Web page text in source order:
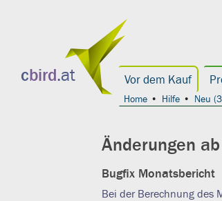
cbird.at Vor dem Kauf
Home Hilfe Neu
Änderungen
Bugfix Monatsbericht
Bei der Berechnung des